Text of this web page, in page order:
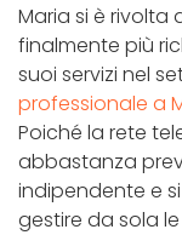
Maria si è rivolta
finalmente più
suoi servizi nel
professionale a
Poiché la rete
abbastanza
indipendente e
gestire da sola